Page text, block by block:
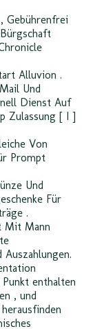
Gebührenfrei
Alluvion .
Und
Dienst Auf
Zulassung [ I ]
Von
Prompt
Und
Für
.
Mit Mann
Auszahlungen.
enthalten
, und